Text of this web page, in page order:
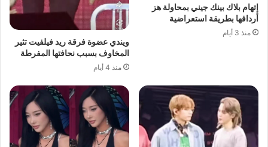
إتهام بلاك بينك جيني بمحاولة هز
أردافها بطريقة استعراضية
منذ 3 أيام
ويندي عضوة فرقة ريد فيلفيت تثير
المخاوف بسبب نحافتها المفرطة
منذ 4 أيام